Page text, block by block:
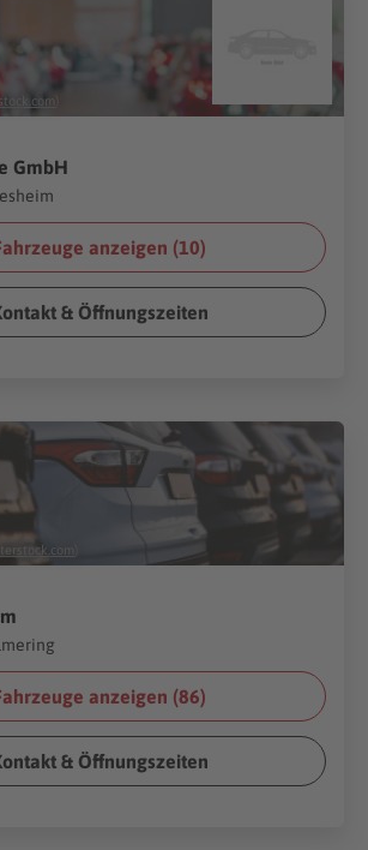
GmbH
anzeigen (10)
& Öffnungszeiten
anzeigen (86)
& Öffnungszeiten